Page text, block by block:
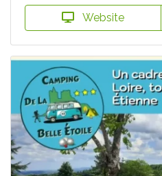
Website